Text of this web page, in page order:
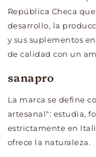
República Checa
desarrollo, la
y sus suplementos
de calidad con un
sanapro
La marca se define
artesanal": estudia,
estrictamente en
ofrece la naturaleza.